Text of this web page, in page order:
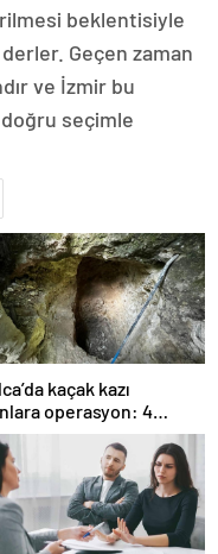
beklentisiyle
Geçen zaman
ve İzmir bu
doğru seçimle
kaçak kazı
operasyon: 4